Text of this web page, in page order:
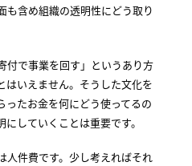
含め組織の透明性にどう取り
付で事業を回す」というあり方
はいえません。そうした文化を
ったお金を何にどう使ってるの
していくことは重要です。
人件費です。少し考えればそれ